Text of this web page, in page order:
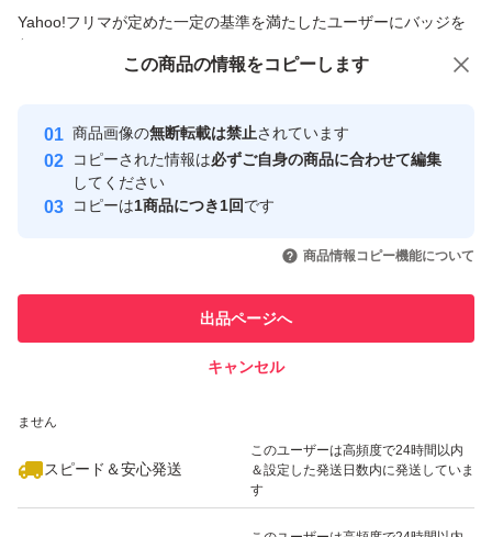
Yahoo!フリマが定めた一定の基準を満たしたユーザーにバッジを
付与しています
安心取引出品者
心・安全なユーザーです
取引実績
引を完了させた実績があります
での取引実績があります
ません
スピード＆安心発送
このユーザーは高頻度で24時間以内
＆設定した発送日数内に発送していま
す
この商品の情報をコピーします
商品画像の無断転載は禁止されています
コピーされた情報は必ずご自身の商品に合わせて編集
してください
コピーは1商品につき1回です
商品情報コピー機能について
出品ページへ
キャンセル
この商品をみている人にオススメ